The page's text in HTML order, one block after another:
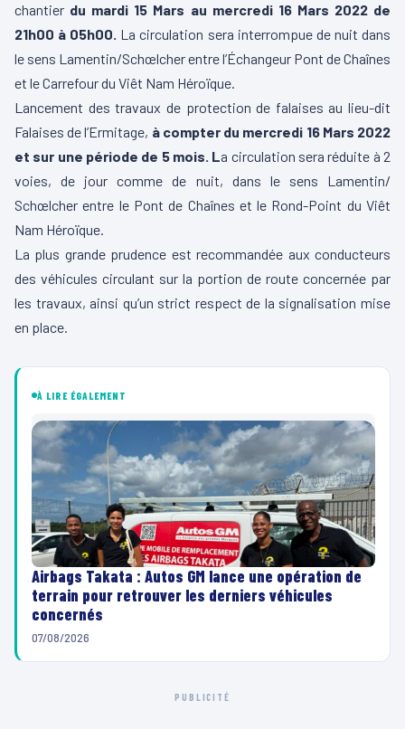
chantier du mardi 15 Mars au mercredi 16 Mars 2022 de
21h00 à 05h00. La circulation sera interrompue de nuit dans
le sens Lamentin/Schœlcher entre l’Échangeur Pont de Chaînes
et le Carrefour du Viêt Nam Héroïque.
Lancement des travaux de protection de falaises au lieu-dit
Falaises de l’Ermitage, à compter du mercredi 16 Mars 2022
et sur une période de 5 mois. La circulation sera réduite à 2
voies, de jour comme de nuit, dans le sens Lamentin/
Schœlcher entre le Pont de Chaînes et le Rond-Point du Viêt
Nam Héroïque.
La plus grande prudence est recommandée aux conducteurs
des véhicules circulant sur la portion de route concernée par
les travaux, ainsi qu’un strict respect de la signalisation mise
en place.
À LIRE ÉGALEMENT
Airbags Takata : Autos GM lance une opération de
terrain pour retrouver les derniers véhicules
concernés
07/08/2026
PUBLICITÉ